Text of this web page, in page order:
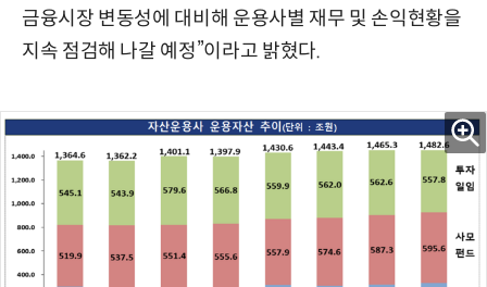
금융시장 변동성에 대비해 운용사별 재무 및 손익현황을
지속 점검해 나갈 예정”이라고 밝혔다.